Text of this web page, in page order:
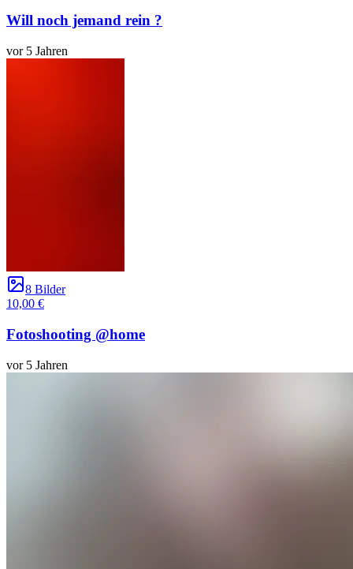
Will noch jemand rein ?
vor 5 Jahren
8 Bilder
10,00 €
Fotoshooting @home
vor 5 Jahren